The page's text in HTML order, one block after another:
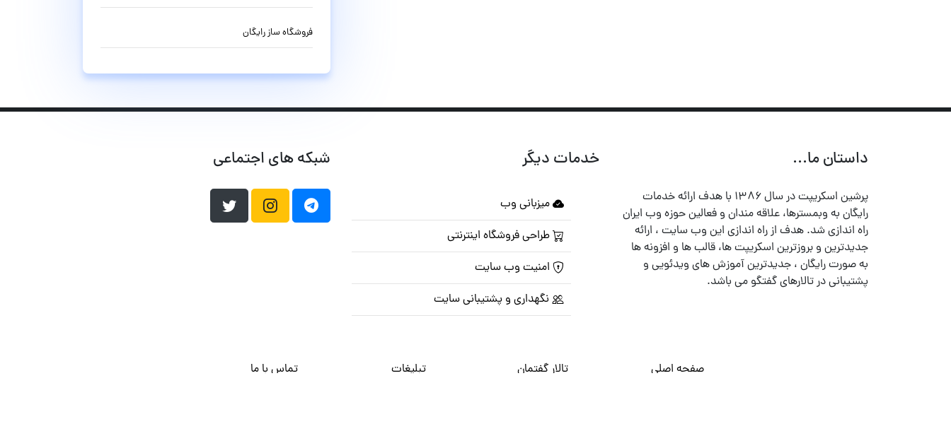
فروشگاه ساز رایگان
داستان ما...
پرشین اسکریپت در سال ۱۳۸۶ با هدف ارائه خدمات
رایگان به وبمسترها، علاقه مندان و فعالین حوزه وب ایران
راه اندازی شد. هدف از راه اندازی این وب سایت ، ارائه
جدیدترین و بروزترین اسکریپت ها، قالب ها و افزونه ها
به صورت رایگان ، جدیدترین آموزش های ویدئویی و
پشتیبانی در تالارهای گفتگو می باشد.
خدمات دیگر
میزبانی وب
طراحی فروشگاه اینترنتی
امنیت وب سایت
نگهداری و پشتیبانی سایت
شبکه های اجتماعی
صفحه اصلی تالار گفتمان تبلیغات تماس با ما